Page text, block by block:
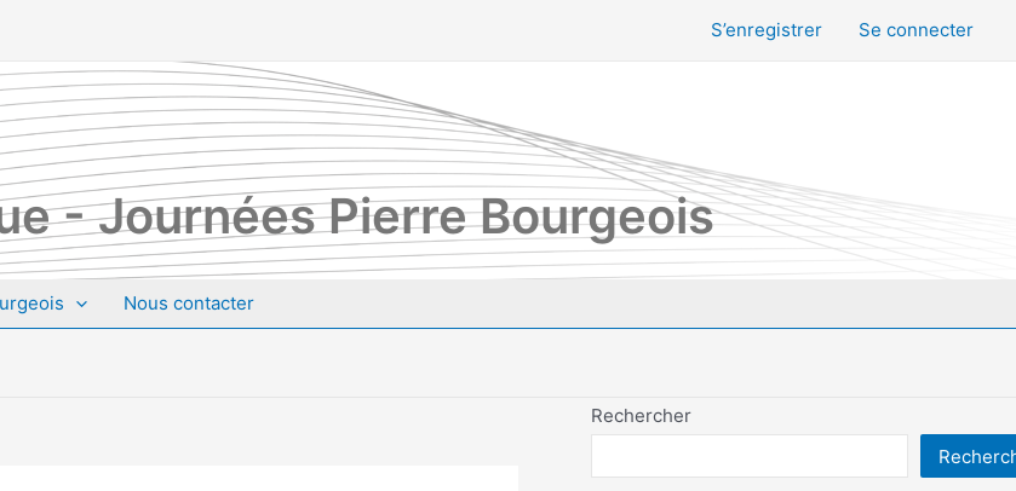
S’enregistrer Se connecter
- Journées Pierre Bourgeois
Nous contacter
Rechercher